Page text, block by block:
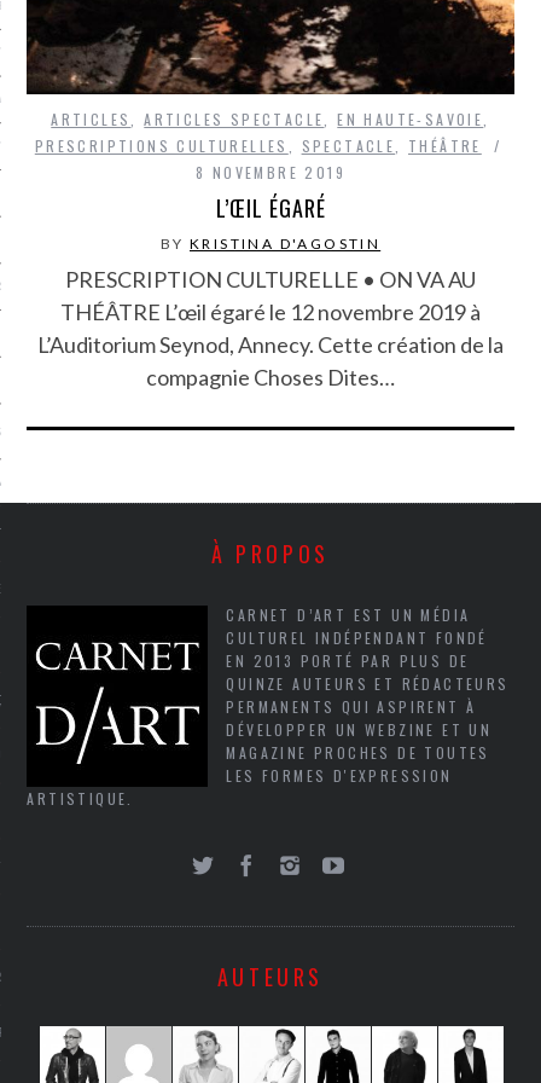
BONHEUR
GUERRE
EN VOD
ARTICLES ,ARTICLES SPECTACLE ,EN HAUTE-SAVOIE
PRESCRIPTIONS CULTURELLES
SPECTACLE
THÉÂTRE
8 NOVEMBRE 2019
L’ŒIL ÉGARÉ
BY KRISTINA D'AGOSTIN
PRESCRIPTION CULTURELLE • ON VA AU
THÉÂTRE L’œil égaré le 12 novembre 2019 à
L’Auditorium Seynod, Annecy. Cette création de la
compagnie Choses Dites…
À PROPOS
CARNET D’ART EST UN MÉDIA
CULTUREL INDÉPENDANT FONDÉ
EN 2013 PORTÉ PAR PLUS DE
QUINZE AUTEURS ET RÉDACTEURS
PERMANENTS QUI ASPIRENT À
DÉVELOPPER UN WEBZINE ET UN
MAGAZINE PROCHES DE TOUTES
LES FORMES D'EXPRESSION
ARTISTIQUE.
AUTEURS